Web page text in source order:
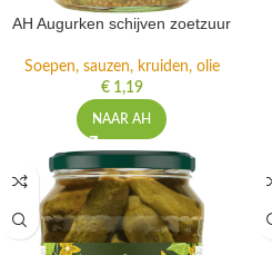
AH Augurken schijven zoetzuur
Soepen, sauzen, kruiden, olie
€1,19
NAAR AH